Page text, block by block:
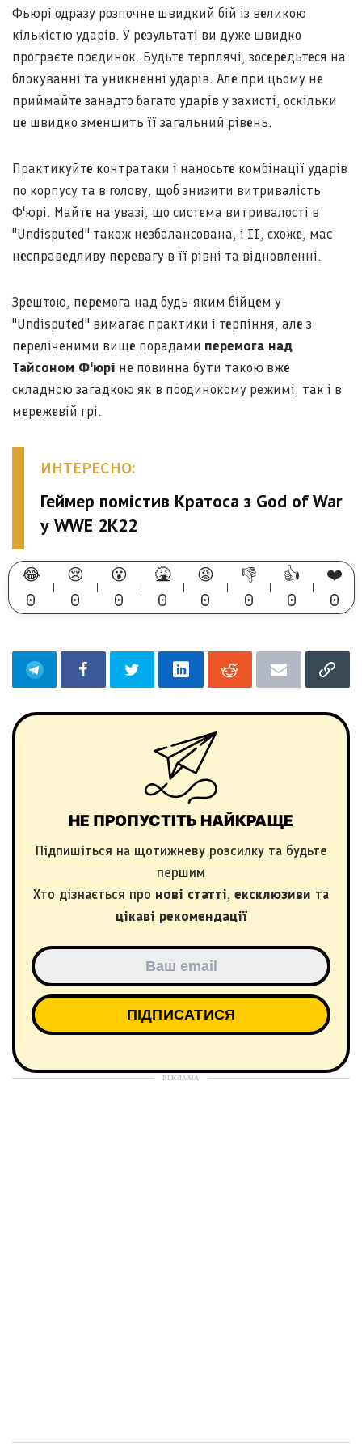
Фьюрі одразу розпочне швидкий бій із великою
кількістю ударів. У результаті ви дуже швидко
програєте поєдинок. Будьте терплячі, зосередьтеся на
блокуванні та уникненні ударів. Але при цьому не
приймайте занадто багато ударів у захисті, оскільки
це швидко зменшить її загальний рівень.
Практикуйте контратаки і наносьте комбінації ударів
по корпусу та в голову, щоб знизити витривалість
Ф'юрі. Майте на увазі, що система витривалості в
"Undisputed" також незбалансована, і ІІ, схоже, має
несправедливу перевагу в її рівні та відновленні.
Зрештою, перемога над будь-яким бійцем у
"Undisputed" вимагає практики і терпіння, але з
переліченими вище порадами перемога над
Тайсоном Ф'юрі не повинна бути такою вже
складною загадкою як в поодинокому режимі, так і в
мережевій грі.
ИНТЕРЕСНО:
Геймер помістив Кратоса з God of War
у WWE 2K22
😂
0
😢
0
😮
0
🤮
0
😡
0
👎
0
👍
0
❤️
0
НЕ ПРОПУСТІТЬ НАЙКРАЩЕ
Підпишіться на щотижневу розсилку та будьте
першим
Хто дізнається про нові статті, ексклюзиви та
цікаві рекомендації
РЕКЛАМА